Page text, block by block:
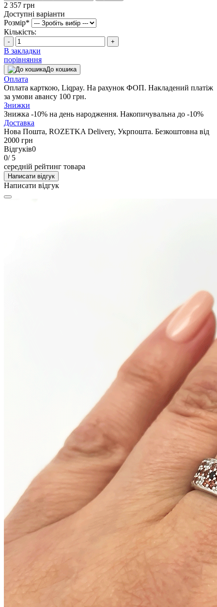
2 357 грн
Доступні варіанти
Розмiр*
Кількість:
- +
В закладки
порівняння
До кошика
Оплата
Оплата карткою, Liqpay. На рахунок ФОП. Накладений платіж
за умови авансу 100 грн.
Знижки
Знижка -10% на день народження. Накопичувальна до -10%
Доставка
Нова Пошта, ROZETKA Delivery, Укрпошта. Безкоштовна від
2000 грн
Відгуків0
0/ 5
середній рейтинг товара
Написати відгук
Написати відгук